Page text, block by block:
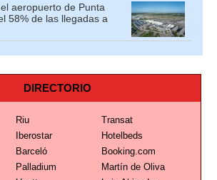
aeropuerto de Punta
58% de las llegadas a
DIRECTORIO
Riu
Transat
Iberostar
Hotelbeds
Barceló
Booking.com
Palladium
Martín de Oliva